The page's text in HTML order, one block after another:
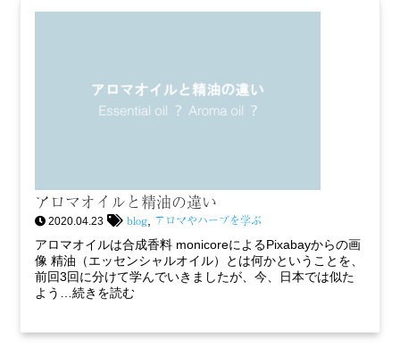
アロマオイルと精油の違い
2020.04.23 blog アロマやハーブを学ぶ
アロマオイルは合成香料 monicoreによるPixabayからの画
像 精油（エッセンシャルオイル）とは何かということを、
前回3回に分けて学んでいきましたが、今、日本では似た
よう…続きを読む